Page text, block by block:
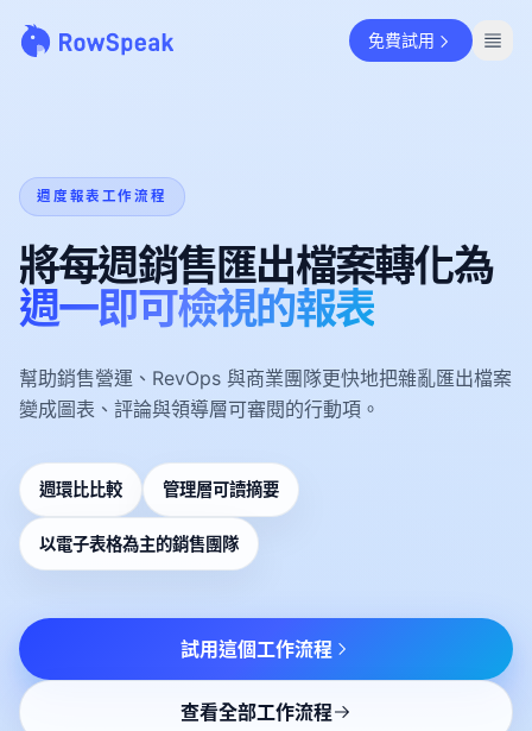
免費試用
週度報表工作流程
將每週銷售匯出檔案轉化為
週一即可檢視的報表
幫助銷售營運、RevOps 與商業團隊更快地把雜亂匯出檔案
變成圖表、評論與領導層可審閱的行動項。
週環比比較 管理層可讀摘要
以電子表格為主的銷售團隊
試用這個工作流程
查看全部工作流程